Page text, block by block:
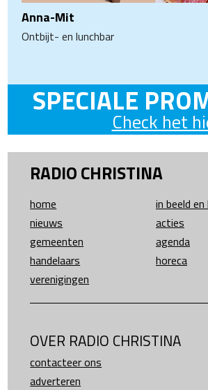
Anna-Mit
Ontbijt- en lunchbar
SPECIALE
Check het
RADIO CHRISTINA
home
in beeld en
nieuws
acties
gemeenten
agenda
handelaars
horeca
verenigingen
OVER RADIO CHRISTINA
contacteer ons
adverteren